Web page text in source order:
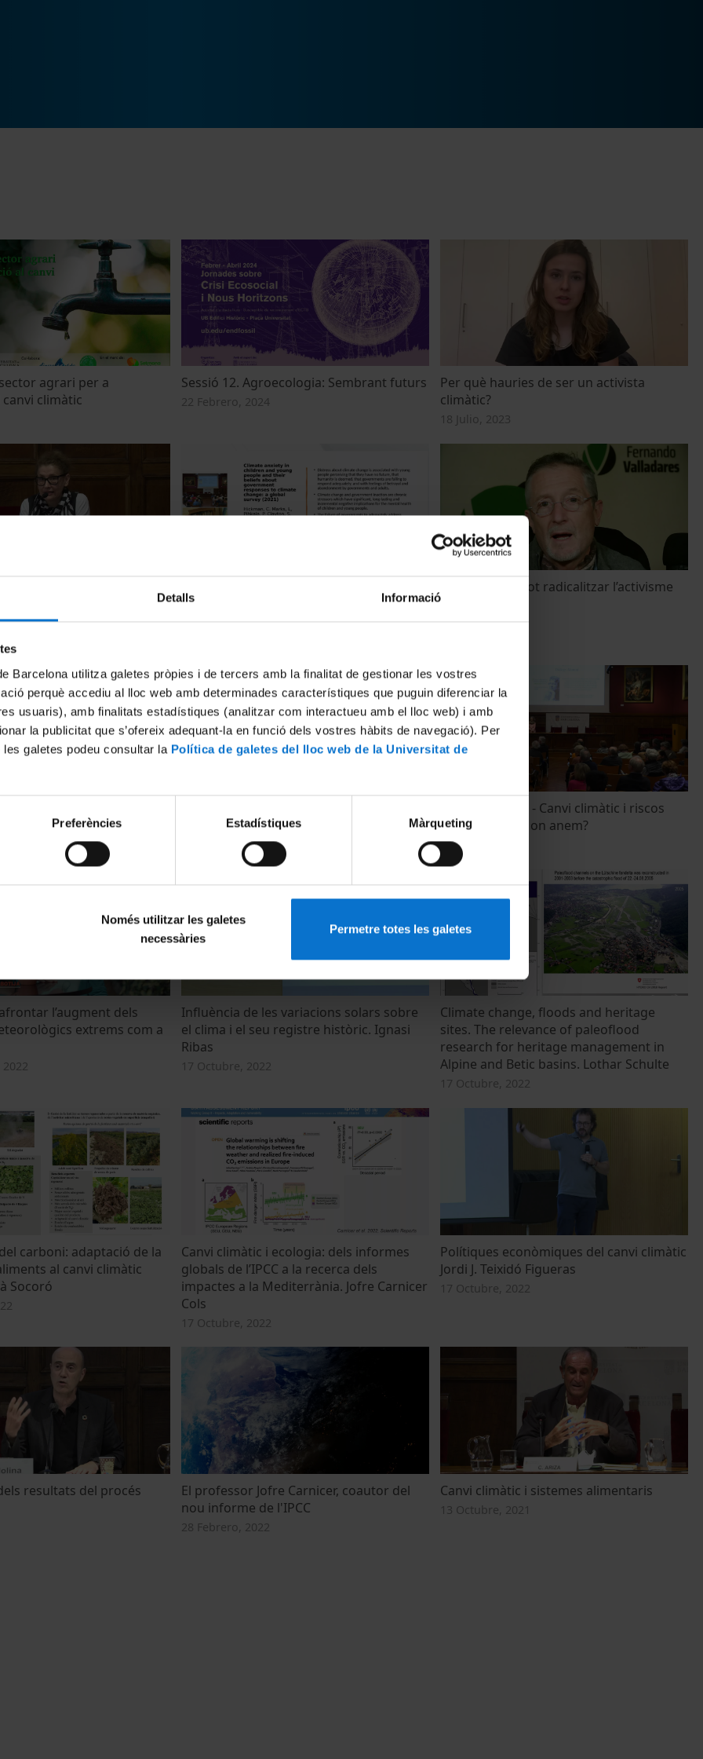
Detalls Informació
Barcelona utilitza galetes pròpies i de tercers amb la finalitat de gestionar les vostres
perquè accediu al lloc web amb determinades característiques que puguin diferenciar la
usuaris), amb finalitats estadístiques (analitzar com interactueu amb el lloc web) i amb
la publicitat que s’ofereix adequant-la en funció dels vostres hàbits de navegació). Per
galetes podeu consultar la Política de galetes del lloc web de la Universitat de
Preferències Estadístiques Màrqueting
Només utilitzar les galetes
necessàries
Permetre totes les galetes
agrari per a
climàtic
Sessió 12. Agroecologia: Sembrant futurs
22 Febrero, 2024
Per què hauries de ser un activista
climàtic?
18 Julio, 2023
seves opinions sobre les respostes del
govern al canvi climàtic
L’ecoansietat pot radicalitzar l’activisme
climàtic?
17 Julio, 2023
16 Mayo, 2023
Diàlegs Alumni - Canvi climàtic i riscos
naturals: cap a on anem?
8 Febrero, 2023
l’augment dels
extrems com a
Influència de les variacions solars sobre
el clima i el seu registre històric. Ignasi
Ribas
17 Octubre, 2022
Climate change, floods and heritage
sites. The relevance of paleoflood
research for heritage management in
Alpine and Betic basins. Lothar Schulte
17 Octubre, 2022
carboni: adaptació de la
al canvi climàtic
Socoró
Canvi climàtic i ecologia: dels informes
globals de l’IPCC a la recerca dels
impactes a la Mediterrània. Jofre Carnicer
Cols
17 Octubre, 2022
Polítiques econòmiques del canvi climàtic
Jordi J. Teixidó Figueras
17 Octubre, 2022
resultats del procés
El professor Jofre Carnicer, coautor del
nou informe de l'IPCC
28 Febrero, 2022
Canvi climàtic i sistemes alimentaris
13 Octubre, 2021